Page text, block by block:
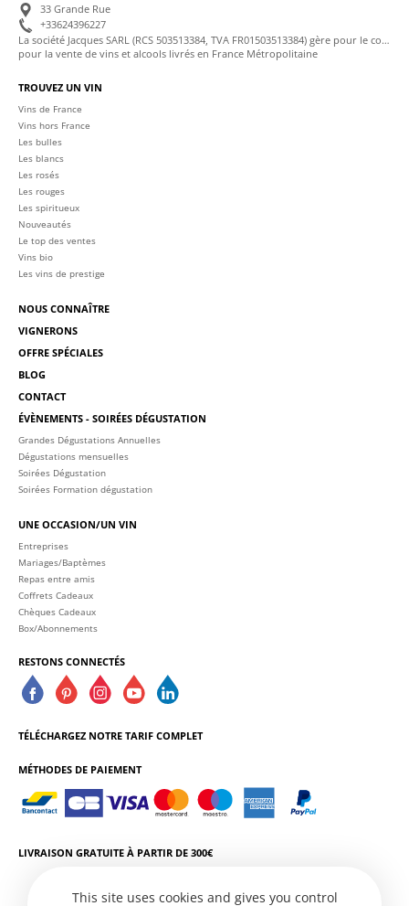
33 Grande Rue
+33624396227
La société Jacques SARL (RCS 503513384, TVA FR01503513384) gère pour le compte de La Cave des Sommeliers les transactions bancaires et la facturation
pour la vente de vins et alcools livrés en France Métropolitaine
TROUVEZ UN VIN
Vins de France
Vins hors France
Les bulles
Les blancs
Les rosés
Les rouges
Les spiritueux
Nouveautés
Le top des ventes
Vins bio
Les vins de prestige
NOUS CONNAÎTRE
VIGNERONS
OFFRE SPÉCIALES
BLOG
CONTACT
ÉVÈNEMENTS - SOIRÉES DÉGUSTATION
Grandes Dégustations Annuelles
Dégustations mensuelles
Soirées Dégustation
Soirées Formation dégustation
UNE OCCASION/UN VIN
Entreprises
Mariages/Baptèmes
Repas entre amis
Coffrets Cadeaux
Chèques Cadeaux
Box/Abonnements
RESTONS CONNECTÉS
TÉLÉCHARGEZ NOTRE TARIF COMPLET
MÉTHODES DE PAIEMENT
LIVRAISON GRATUITE À PARTIR DE 300€
This site uses cookies and gives you control